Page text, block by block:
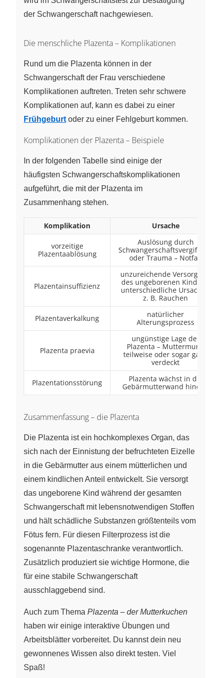
der Schwangerschaft nachgewiesen.
Die menschliche Plazenta – Komplikationen
Rund um die Plazenta können in der
Schwangerschaft der Frau verschiedene
Komplikationen auftreten. Treten sehr schwere
Komplikationen auf, kann es dabei zu einer
Frühgeburt oder zu einer Fehlgeburt kommen.
Komplikationen der Plazenta – Beispiele
In der folgenden Tabelle sind einige der
häufigsten Schwangerschaftskomplikationen
aufgeführt, die mit der Plazenta im
Zusammenhang stehen.
Komplikation Ursache
vorzeitige
Plazentaablösung
Auslösung durch
Schwangerschaftsvergiftung
oder Trauma – Notfall
Plazentainsuffizienz
unzureichende Versorgung
des ungeborenen Kindes –
unterschiedliche Ursachen
z. B. Rauchen
Plazentaverkalkung
natürlicher
Alterungsprozess
Plazenta praevia
ungünstige Lage der
Plazenta – Muttermund
teilweise oder sogar ganz
verdeckt
Plazentationsstörung
Plazenta wächst in die
Gebärmutterwand hinein.
Zusammenfassung – die Plazenta
Die Plazenta ist ein hochkomplexes Organ, das
sich nach der Einnistung der befruchteten Eizelle
in die Gebärmutter aus einem mütterlichen und
einem kindlichen Anteil entwickelt. Sie versorgt
das ungeborene Kind während der gesamten
Schwangerschaft mit lebensnotwendigen Stoffen
und hält schädliche Substanzen größtenteils vom
Fötus fern. Für diesen Filterprozess ist die
sogenannte Plazentaschranke verantwortlich.
Zusätzlich produziert sie wichtige Hormone, die
für eine stabile Schwangerschaft
ausschlaggebend sind.
Auch zum Thema Plazenta – der Mutterkuchen
haben wir einige interaktive Übungen und
Arbeitsblätter vorbereitet. Du kannst dein neu
gewonnenes Wissen also direkt testen. Viel
Spaß!